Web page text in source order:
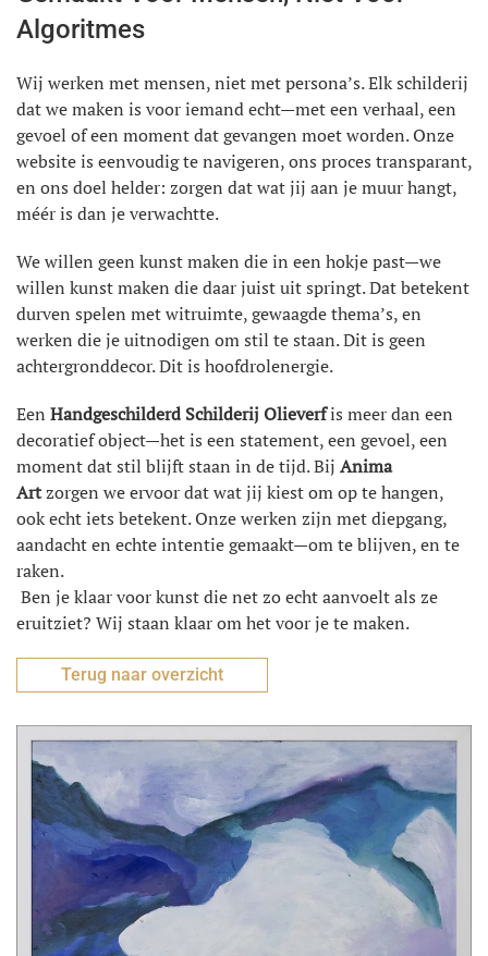
Algoritmes
Wij werken met mensen, niet met persona’s. Elk schilderij
dat we maken is voor iemand echt—met een verhaal, een
gevoel of een moment dat gevangen moet worden. Onze
website is eenvoudig te navigeren, ons proces transparant,
en ons doel helder: zorgen dat wat jij aan je muur hangt,
méér is dan je verwachtte.
We willen geen kunst maken die in een hokje past—we
willen kunst maken die daar juist uit springt. Dat betekent
durven spelen met witruimte, gewaagde thema’s, en
werken die je uitnodigen om stil te staan. Dit is geen
achtergronddecor. Dit is hoofdrolenergie.
Een Handgeschilderd Schilderij Olieverfis meer dan een
decoratief object—het is een statement, een gevoel, een
moment dat stil blijft staan in de tijd. Bij Anima
Artzorgen we ervoor dat wat jij kiest om op te hangen,
ook echt iets betekent. Onze werken zijn met diepgang,
aandacht en echte intentie gemaakt—om te blijven, en te
raken.
Ben je klaar voor kunst die net zo echt aanvoelt als ze
eruitziet? Wij staan klaar om het voor je te maken.
Terug naar overzicht